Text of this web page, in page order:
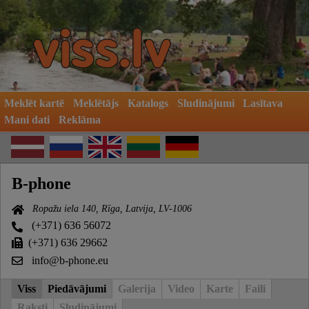
Meklēt kartē Meklētājs Katalogs Sludinājumi
Lasītava
Mani dati
Reklāma
B-phone
Ropažu iela 140, Rīga, Latvija, LV-1006
(+371) 636 56072
(+371) 636 29662
info@b-phone.eu
Viss Piedāvājumi Galerija Video Karte
Faili